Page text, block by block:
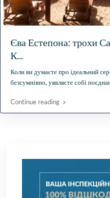
Єва Естепона: трохи
К...
Коли ви думаєте про ідеальний
безсумнівно, уявляєте собі
Continue reading